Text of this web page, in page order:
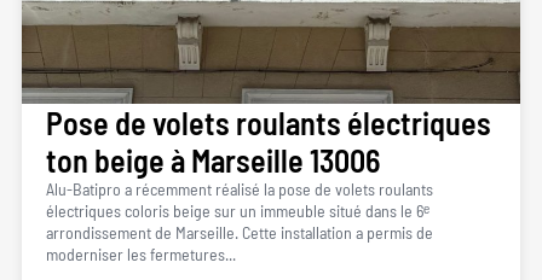
Pose de volets roulants électriques
ton beige à Marseille 13006
Alu-Batipro a récemment réalisé la pose de volets roulants
électriques coloris beige sur un immeuble situé dans le 6ᵉ
arrondissement de Marseille. Cette installation a permis de
moderniser les fermetures...